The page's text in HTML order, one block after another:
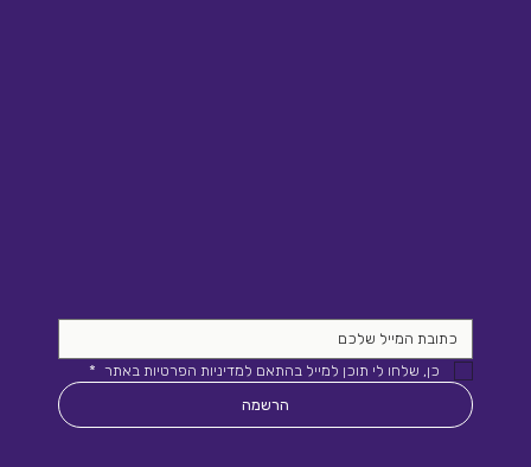
כן, שלחו לי תוכן למייל בהתאם למדיניות הפרטיות באתר *
הרשמה